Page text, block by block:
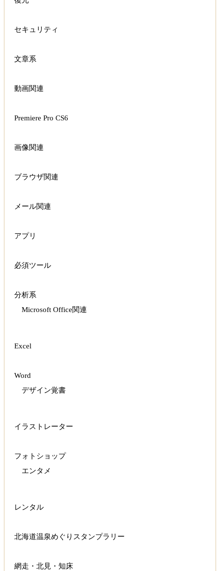
セキュリティ
文章系
動画関連
Premiere Pro CS6
画像関連
ブラウザ関連
メール関連
アプリ
必須ツール
分析系
Microsoft Office関連
Excel
Word
デザイン覚書
イラストレーター
フォトショップ
エンタメ
レンタル
北海道温泉めぐりスタンプラリー
網走・北見・知床